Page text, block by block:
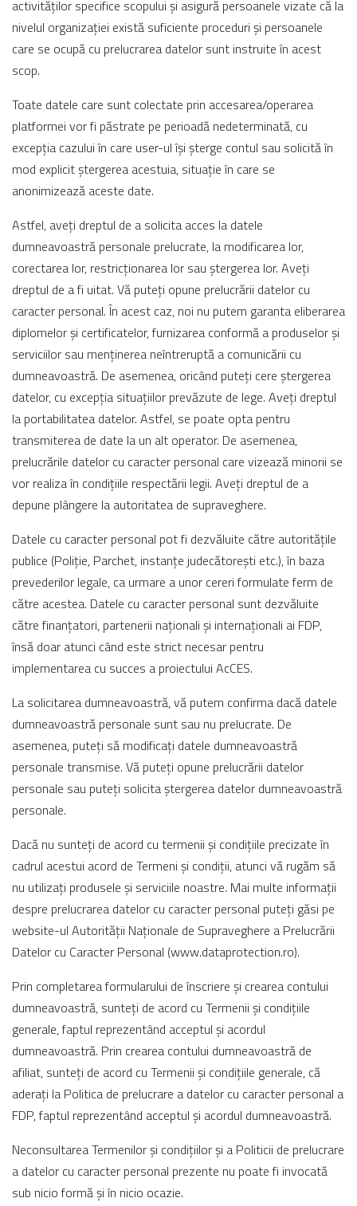
activităților specifice scopului și asigură persoanele vizate că la
nivelul organizației există suficiente proceduri și persoanele
care se ocupă cu prelucrarea datelor sunt instruite în acest
scop.
Toate datele care sunt colectate prin accesarea/operarea
platformei vor fi păstrate pe perioadă nedeterminată, cu
excepția cazului în care user-ul își șterge contul sau solicită în
mod explicit ștergerea acestuia, situație în care se
anonimizează aceste date.
Astfel, aveți dreptul de a solicita acces la datele
dumneavoastră personale prelucrate, la modificarea lor,
corectarea lor, restricționarea lor sau ștergerea lor. Aveți
dreptul de a fi uitat. Vă puteți opune prelucrării datelor cu
caracter personal. În acest caz, noi nu putem garanta eliberarea
diplomelor și certificatelor, furnizarea conformă a produselor și
serviciilor sau menținerea neîntreruptă a comunicării cu
dumneavoastră. De asemenea, oricând puteți cere ștergerea
datelor, cu excepția situațiilor prevăzute de lege. Aveți dreptul
la portabilitatea datelor. Astfel, se poate opta pentru
transmiterea de date la un alt operator. De asemenea,
prelucrările datelor cu caracter personal care vizează minorii se
vor realiza în condițiile respectării legii. Aveți dreptul de a
depune plângere la autoritatea de supraveghere.
Datele cu caracter personal pot fi dezvăluite către autoritățile
publice (Poliție, Parchet, instanțe judecătorești etc.), în baza
prevederilor legale, ca urmare a unor cereri formulate ferm de
către acestea. Datele cu caracter personal sunt dezvăluite
către finanțatori, partenerii naționali și internaționali ai FDP,
însă doar atunci când este strict necesar pentru
implementarea cu succes a proiectului AcCES.
La solicitarea dumneavoastră, vă putem confirma dacă datele
dumneavoastră personale sunt sau nu prelucrate. De
asemenea, puteți să modificați datele dumneavoastră
personale transmise. Vă puteți opune prelucrării datelor
personale sau puteți solicita ștergerea datelor dumneavoastră
personale.
Dacă nu sunteți de acord cu termenii și condițiile precizate în
cadrul acestui acord de Termeni și condiții, atunci vă rugăm să
nu utilizați produsele și serviciile noastre. Mai multe informații
despre prelucrarea datelor cu caracter personal puteți găsi pe
website-ul Autorității Naționale de Supraveghere a Prelucrării
Datelor cu Caracter Personal (www.dataprotection.ro).
Prin completarea formularului de înscriere și crearea contului
dumneavoastră, sunteți de acord cu Termenii și condițiile
generale, faptul reprezentând acceptul și acordul
dumneavoastră. Prin crearea contului dumneavoastră de
afiliat, sunteți de acord cu Termenii și condițiile generale, că
aderați la Politica de prelucrare a datelor cu caracter personal a
FDP, faptul reprezentând acceptul și acordul dumneavoastră.
Neconsultarea Termenilor și condițiilor și a Politicii de prelucrare
a datelor cu caracter personal prezente nu poate fi invocată
sub nicio formă și în nicio ocazie.